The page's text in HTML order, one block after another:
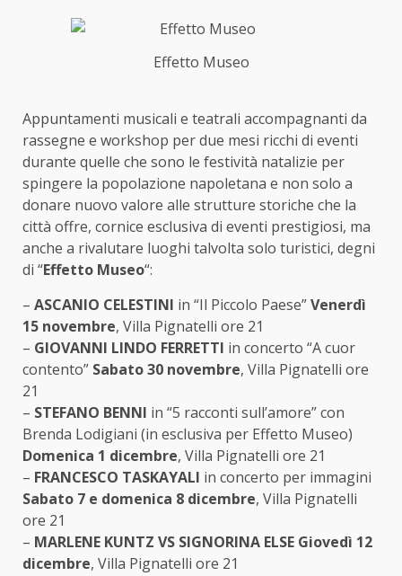
Effetto Museo
Appuntamenti musicali e teatrali accompagnanti da
rassegne e workshop per due mesi ricchi di eventi
durante quelle che sono le festività natalizie per
spingere la popolazione napoletana e non solo a
donare nuovo valore alle strutture storiche che la
città offre, cornice esclusiva di eventi prestigiosi, ma
anche a rivalutare luoghi talvolta solo turistici, degni
di “Effetto Museo“:
– ASCANIO CELESTINI in “Il Piccolo Paese”Venerdì
15 novembre, Villa Pignatelli ore 21
– GIOVANNI LINDO FERRETTI in concerto “A cuor
contento” Sabato 30 novembre, Villa Pignatelli ore
21
– STEFANO BENNI in “5 racconti sull’amore” con
Brenda Lodigiani (in esclusiva per Effetto Museo)
Domenica 1 dicembre, Villa Pignatelli ore 21
– FRANCESCO TASKAYALI in concerto per immagini
Sabato 7 e domenica 8 dicembre, Villa Pignatelli
ore 21
– MARLENE KUNTZ VS SIGNORINA ELSE Giovedì 12
dicembre, Villa Pignatelli ore 21